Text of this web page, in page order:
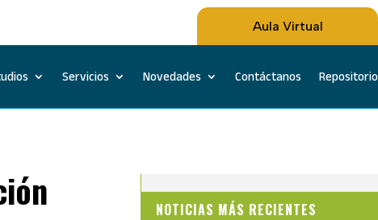
Aula Virtual
Servicios Novedades Contáctanos Repositorio
NOTICIAS MÁS RECIENTES